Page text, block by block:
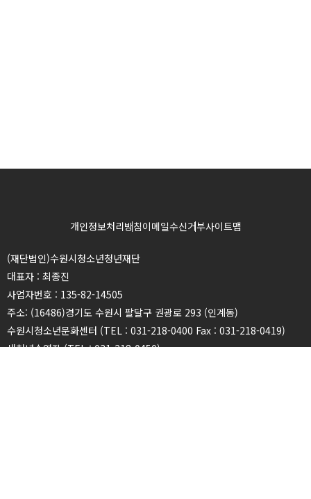
개인정보처리방침이메일수신거부사이트맵
(재단법인)수원시청소년청년재단
대표자 : 최종진
사업자번호 : 135-82-14505
주소: (16486)경기도 수원시 팔달구 권광로 293 (인계동)
수원시청소년문화센터 (TEL : 031-218-0400 Fax : 031-218-0419)
새천년수영장 (TEL : 031-218-0450)